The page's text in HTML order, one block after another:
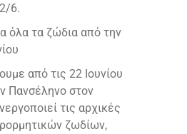
6.
όλα τα ζώδια από την
από τις 22 Ιουνίου
Πανσέληνο στον
τις αρχικές
ζωδίων,